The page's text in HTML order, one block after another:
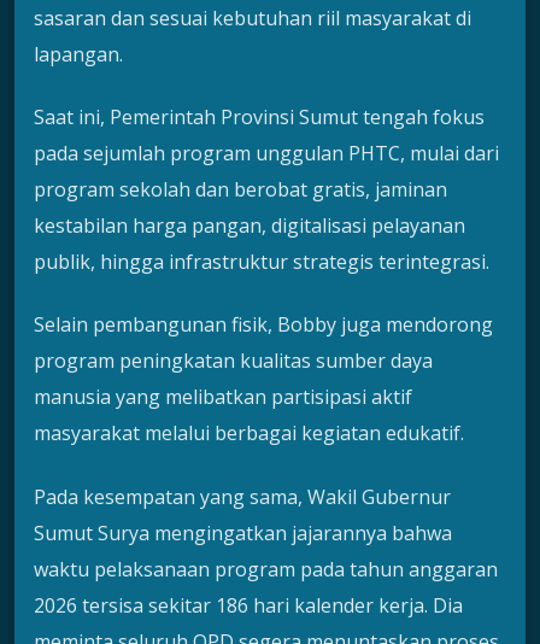
sasaran dan sesuai kebutuhan riil masyarakat di
lapangan.
Saat ini, Pemerintah Provinsi Sumut tengah fokus
pada sejumlah program unggulan PHTC, mulai dari
program sekolah dan berobat gratis, jaminan
kestabilan harga pangan, digitalisasi pelayanan
publik, hingga infrastruktur strategis terintegrasi.
Selain pembangunan fisik, Bobby juga mendorong
program peningkatan kualitas sumber daya
manusia yang melibatkan partisipasi aktif
masyarakat melalui berbagai kegiatan edukatif.
Pada kesempatan yang sama, Wakil Gubernur
Sumut Surya mengingatkan jajarannya bahwa
waktu pelaksanaan program pada tahun anggaran
2026 tersisa sekitar 186 hari kalender kerja. Dia